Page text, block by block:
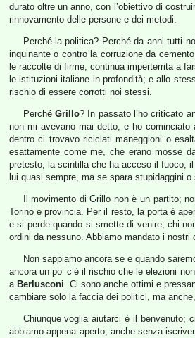
durato oltre un anno, con l’obiettivo di
rinnovamento delle persone e dei metodi.
Perché la politica? Perché da anni tutti
inquinante o contro la corruzione da
le raccolte di firme, continua imperterrita a
le istituzioni italiane in profondità; e allo
rischio di essere corrotti noi stessi.
Perché Grillo? In passato l’ho criticato
non mi avevano mai detto, e ho
dentro ci trovavo riciclati maneggioni o
esattamente come me, che erano mosse
pretesto, la scintilla che ha acceso il fuoco,
lui quasi sempre, ma se spara stupidaggini
Il movimento di Grillo non è un partito;
Torino e provincia. Per il resto, la porta è
e si perde quando si smette di venire; chi
ordini da nessuno. Abbiamo mandato i
Non sappiamo ancora se e quando
ancora un po’ c’è il rischio che le elezioni
a Berlusconi. Ci sono anche ottimi e
cambiare solo la faccia dei politici, ma
Chiunque voglia aiutarci è il benvenuto;
abbiamo appena aperto, anche senza